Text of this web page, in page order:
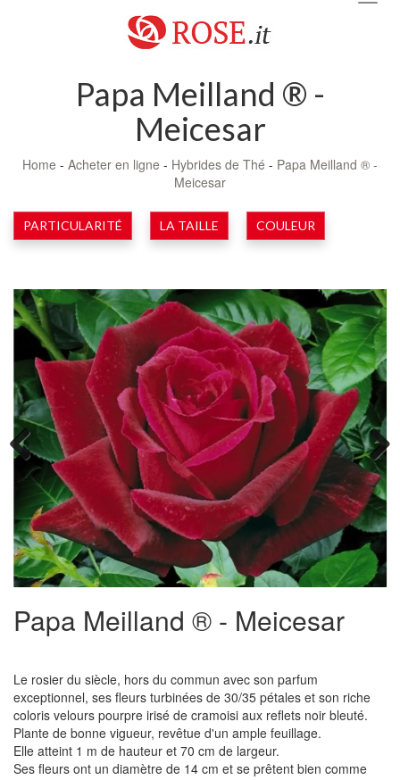
Papa Meilland ® -
Meicesar
Home - Acheter en ligne - Hybrides de Thé - Papa Meilland ® -
Meicesar
PARTICULARITÉ LA TAILLE COULEUR
Previous Next
Papa Meilland ® - Meicesar
Le rosier du siècle, hors du commun avec son parfum
exceptionnel, ses fleurs turbinées de 30/35 pétales et son riche
coloris velours pourpre irisé de cramoisi aux reflets noir bleuté.
Plante de bonne vigueur, revêtue d'un ample feuillage.
Elle atteint 1 m de hauteur et 70 cm de largeur.
Ses fleurs ont un diamètre de 14 cm et se prêtent bien comme